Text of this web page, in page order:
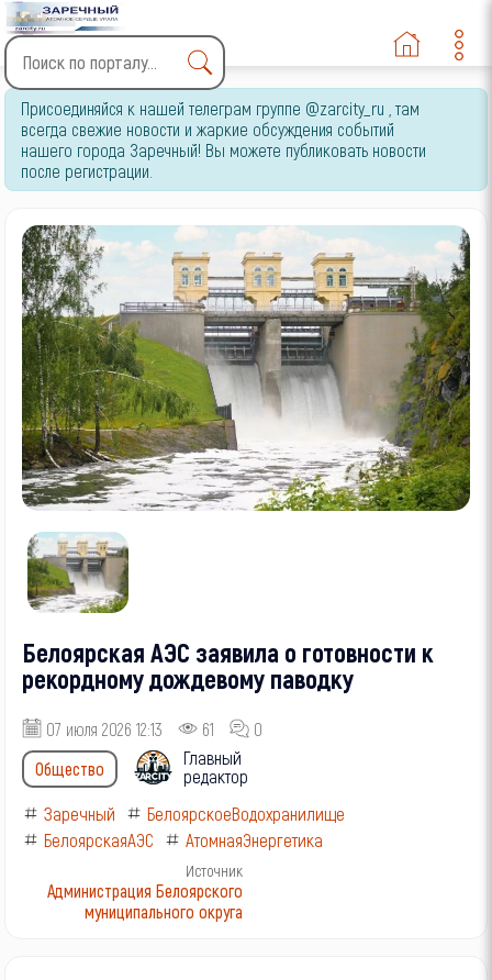
Type 2 or more characters
for results.
Присоединяйся к нашей телеграм группе @zarcity_ru , там
всегда свежие новости и жаркие обсуждения событий
нашего города Заречный! Вы можете публиковать новости
после регистрации.
Белоярская АЭС заявила о готовности к
рекордному дождевому паводку
07 июля 2026 12:13 61
0
Общество
Главный
редактор
Заречный
БелоярскоеВодохранилище
БелоярскаяАЭС
АтомнаяЭнергетика
Источник
Администрация Белоярского
муниципального округа